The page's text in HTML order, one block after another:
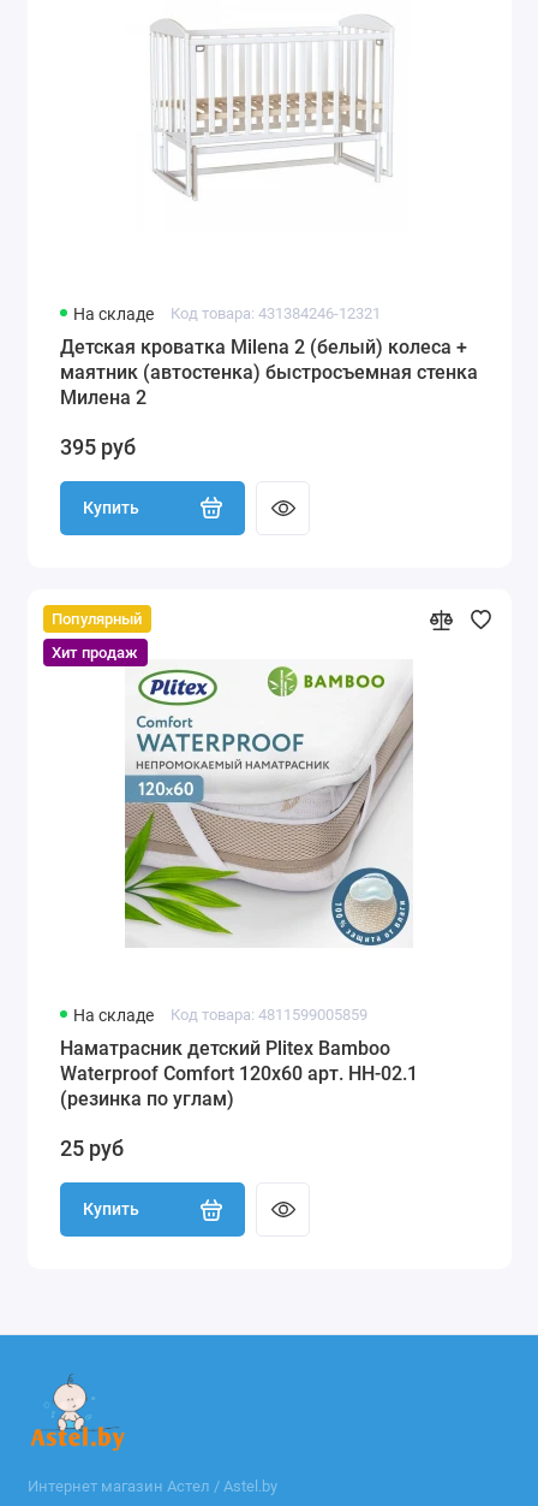
На складе Код товара: 431384246-12321
Детская кроватка Milena 2 (белый) колеса +
маятник (автостенка) быстросъемная стенка
Милена 2
395 руб
Купить
Популярный
Хит продаж
На складе Код товара: 4811599005859
Наматрасник детский Plitex Bamboo
Waterproof Comfort 120х60 арт. НН-02.1
(резинка по углам)
25 руб
Купить
Интернет магазин Астел / Astel.by